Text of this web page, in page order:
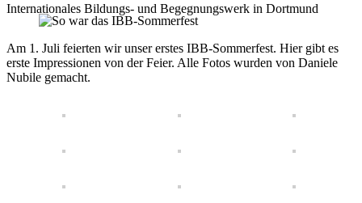
Internationales Bildungs- und Begegnungswerk in Dortmund
Am 1. Juli feierten wir unser erstes IBB-Sommerfest. Hier gibt es
erste Impressionen von der Feier. Alle Fotos wurden von Daniele
Nubile gemacht.